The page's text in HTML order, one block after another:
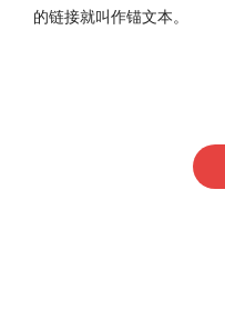
的链接就叫作锚文本。